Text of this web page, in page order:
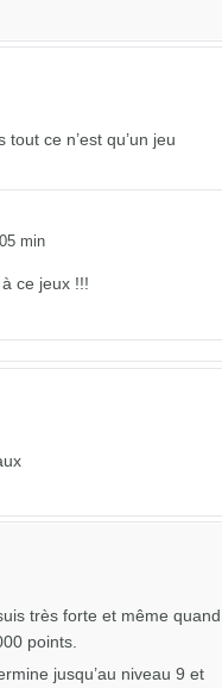
ce n’est qu’un jeu
min
ce jeux !!!
très forte et même
points.
jusqu’au niveau 9 et